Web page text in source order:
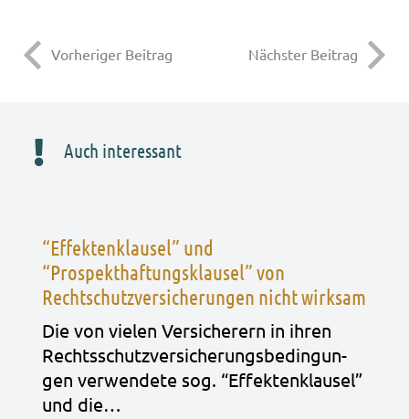
Vorheriger Beitrag Nächster Beitrag
Auch interessant
“Effektenklausel” und
“Prospekthaftungsklausel” von
Rechtschutzversicherungen nicht wirksam
Die von vie­len Ver­si­che­rern in ihren
Rechts­schutz­ver­si­che­rungs­be­din­gun­
gen ver­wen­de­te sog. “Effek­ten­klau­sel”
und die…